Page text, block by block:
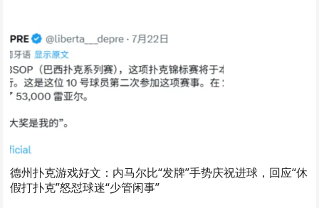
德州扑克游戏好文：内马尔比“发牌”手势庆祝进球，回应“休
假打扑克”怒怼球迷“少管闲事”